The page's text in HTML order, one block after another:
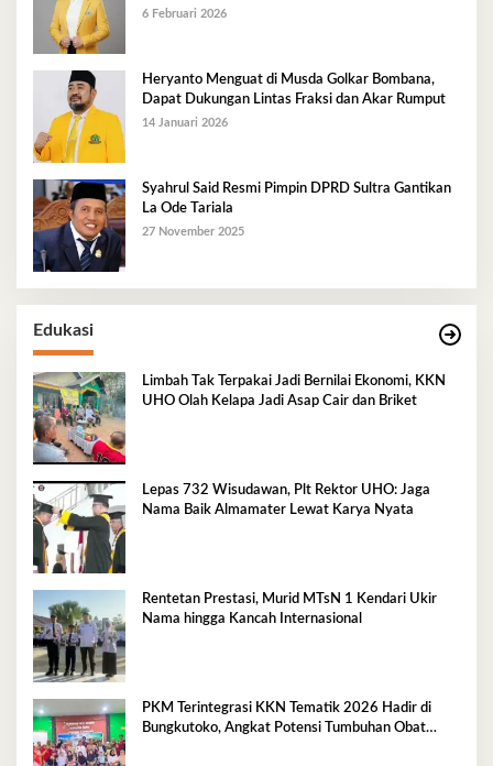
Golkar Mubar
6 Februari 2026
Heryanto Menguat di Musda Golkar Bombana,
Dapat Dukungan Lintas Fraksi dan Akar Rumput
14 Januari 2026
Syahrul Said Resmi Pimpin DPRD Sultra Gantikan
La Ode Tariala
27 November 2025
Edukasi
Limbah Tak Terpakai Jadi Bernilai Ekonomi, KKN
UHO Olah Kelapa Jadi Asap Cair dan Briket
Lepas 732 Wisudawan, Plt Rektor UHO: Jaga
Nama Baik Almamater Lewat Karya Nyata
Rentetan Prestasi, Murid MTsN 1 Kendari Ukir
Nama hingga Kancah Internasional
PKM Terintegrasi KKN Tematik 2026 Hadir di
Bungkutoko, Angkat Potensi Tumbuhan Obat